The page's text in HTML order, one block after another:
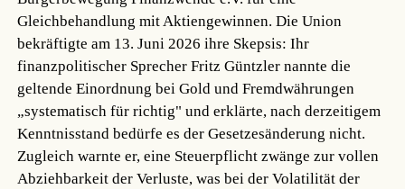
Gleichbehandlung mit Aktiengewinnen. Die Union
bekräftigte am 13. Juni 2026 ihre Skepsis: Ihr
finanzpolitischer Sprecher Fritz Güntzler nannte die
geltende Einordnung bei Gold und Fremdwährungen
„systematisch für richtig" und erklärte, nach derzeitigem
Kenntnisstand bedürfe es der Gesetzesänderung nicht.
Zugleich warnte er, eine Steuerpflicht zwänge zur vollen
Abziehbarkeit der Verluste, was bei der Volatilität der